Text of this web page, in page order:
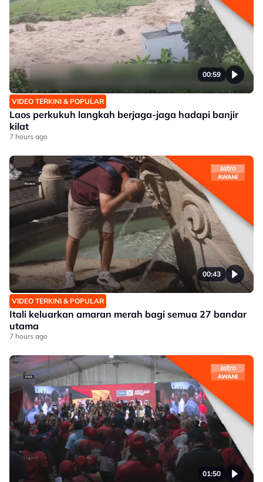
00:59
VIDEO TERKINI & POPULAR
Laos perkukuh langkah berjaga-jaga hadapi banjir
kilat
7 hours ago
00:43
VIDEO TERKINI & POPULAR
Itali keluarkan amaran merah bagi semua 27 bandar
utama
7 hours ago
01:50